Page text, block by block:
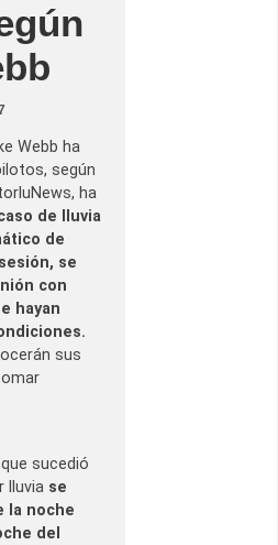
Webb ha
según
ha
de lluvia
de
se
con
hayan
sus
sucedió
lluvia se
la noche
del